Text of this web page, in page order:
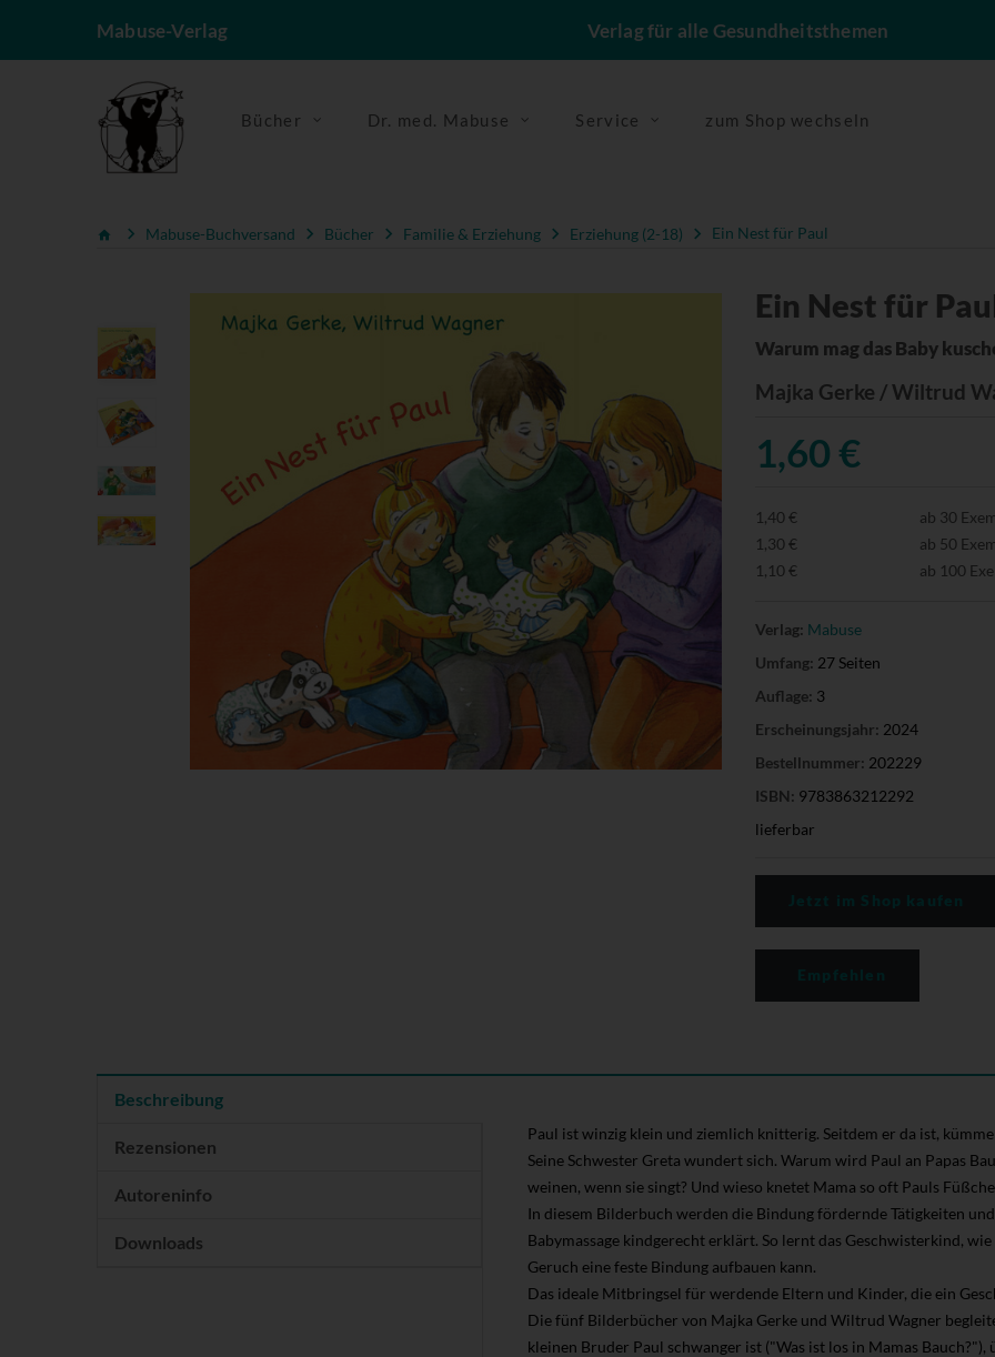
Mabuse-Verlag Verlag für alle Gesundheitsthemen
Bücher Dr. med. Mabuse Service zum Shop wechseln
Mabuse-Buchversand Bücher Familie & Erziehung Erziehung (2-18) Ein Nest für Paul
Ein Nest für
Warum mag das Baby
Majka Gerke / Wiltrud
1,60 €
1,40 €
ab 30
1,30 €
ab 50
1,10 €
ab 100
Verlag: Mabuse
Umfang: 27 Seiten
Auflage: 3
Erscheinungsjahr: 2024
Bestellnummer: 202229
ISBN: 9783863212292
lieferbar
Beschreibung
Rezensionen
Autoreninfo
Downloads
Paul ist winzig klein und ziemlich knitterig. Seitdem er da ist,
Seine Schwester Greta wundert sich. Warum wird Paul an Papas
weinen, wenn sie singt? Und wieso knetet Mama so oft Pauls
In diesem Bilderbuch werden die Bindung fördernde Tätigkeiten
Babymassage kindgerecht erklärt. So lernt das Geschwisterkind,
Geruch eine feste Bindung aufbauen kann.
Das ideale Mitbringsel für werdende Eltern und Kinder, die ein
Die fünf Bilderbücher von Majka Gerke und Wiltrud Wagner
kleinen Bruder Paul schwanger ist ("Was ist los in Mamas Bauch?"),